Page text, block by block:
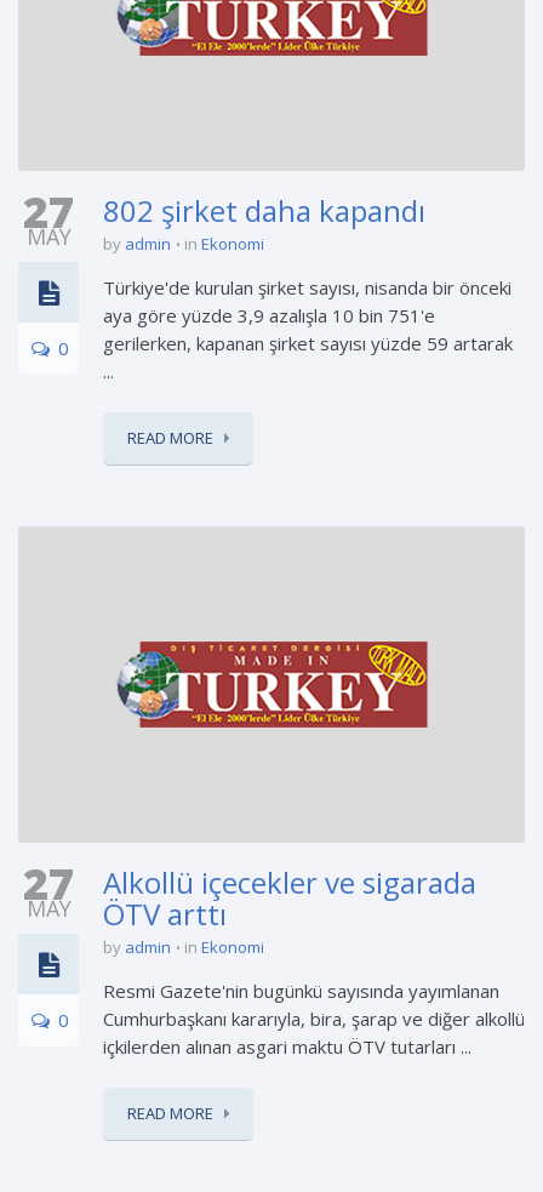
27
MAY
0
802 şirket daha kapandı
by admin in Ekonomi
Türkiye'de kurulan şirket sayısı, nisanda bir önceki
aya göre yüzde 3,9 azalışla 10 bin 751'e
gerilerken, kapanan şirket sayısı yüzde 59 artarak
...
READ MORE
27
MAY
0
Alkollü içecekler ve sigarada
ÖTV arttı
by admin in Ekonomi
Resmi Gazete'nin bugünkü sayısında yayımlanan
Cumhurbaşkanı kararıyla, bira, şarap ve diğer alkollü
içkilerden alınan asgari maktu ÖTV tutarları ...
READ MORE